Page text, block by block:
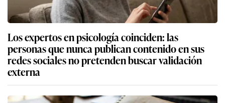
Los expertos en psicología coinciden: las
personas que nunca publican contenido en sus
redes sociales no pretenden buscar validación
externa